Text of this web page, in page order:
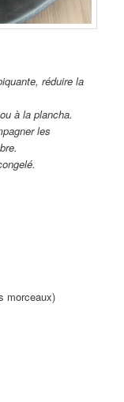
réduire la
à la plancha.
les
morceaux)